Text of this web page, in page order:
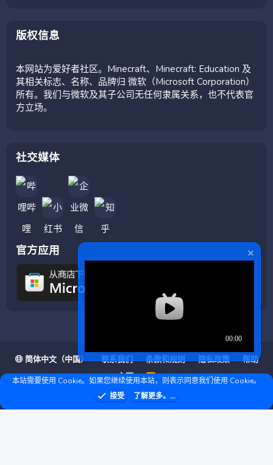
版权信息
本网站为爱好者社区。Minecraft、Minecraft: Education 及
其相关标志、名称、品牌归 微软（Microsoft Corporation）
所有。我们与微软及其子公司无任何隶属关系，也不代表官
方立场。
社交媒体
官方应用
简体中文（中国） 联系我们 条款和规则 隐私政策
帮助
主页
R
S
S
❤ © Copyright 2020–2026 基岩科技 版权所有 |Microsoft Marketplace
本站需要使用 Cookie。如果您继续使用本站，则表示同意我们使用 Cookie。
接受
了解更多。...